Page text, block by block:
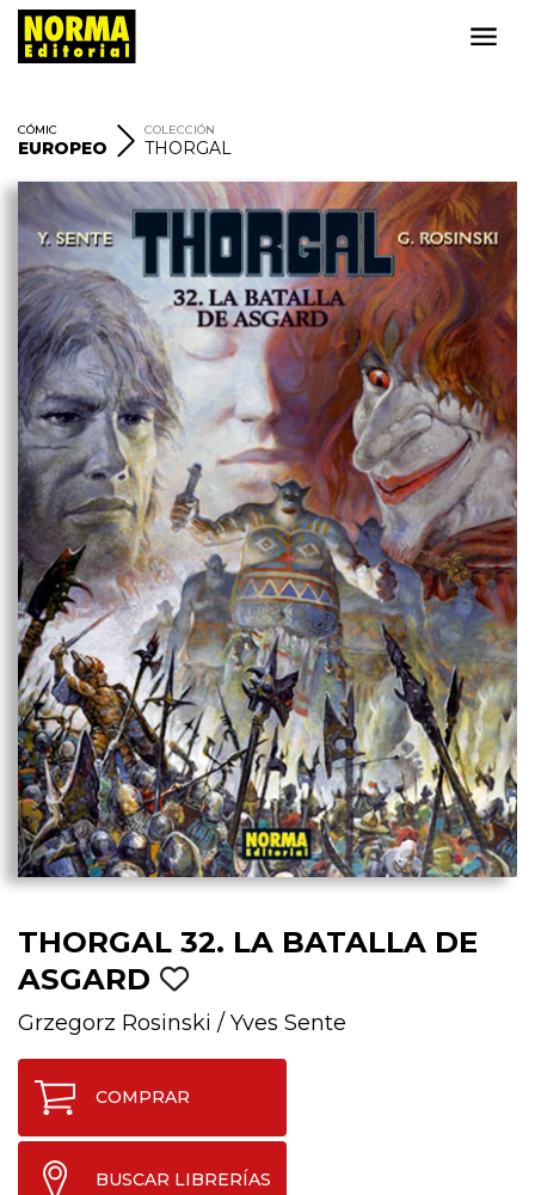
CÓMIC
EUROPEO
COLECCIÓN
THORGAL
THORGAL 32. LA BATALLA DE
ASGARD
Grzegorz Rosinski /Yves Sente
COMPRAR
BUSCAR LIBRERÍAS